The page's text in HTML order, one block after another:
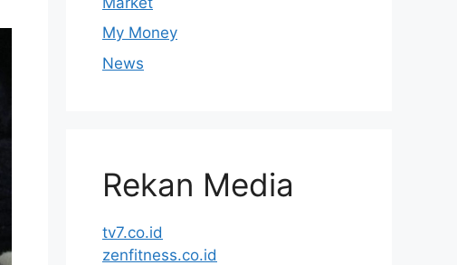
My Money
News
Rekan Media
tv7.co.id
zenfitness.co.id